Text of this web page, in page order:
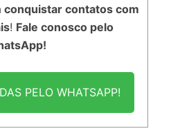
conquistar contatos com
! Fale conosco pelo
PELO WHATSAPP!